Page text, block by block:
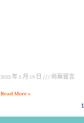
2022 年 5 月 18 日 尚無留言
Read More »
1